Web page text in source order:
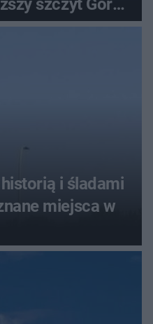
szczyt Gór
i śladami
miejsca w